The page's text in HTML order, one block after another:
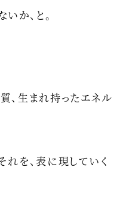
か、と。
、生まれ持ったエネル
れを、表に現していく